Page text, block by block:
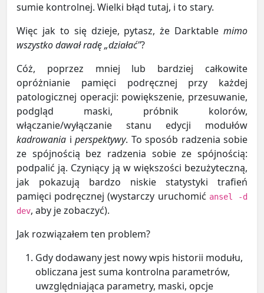
sumie kontrolnej. Wielki błąd tutaj, i to stary.
Więc jak to się dzieje, pytasz, że Darktable mimo
wszystko dawał radę „działać"?
Cóż, poprzez mniej lub bardziej całkowite
opróżnianie pamięci podręcznej przy każdej
patologicznej operacji: powiększenie, przesuwanie,
podgląd maski, próbnik kolorów,
włączanie/wyłączanie stanu edycji modułów
kadrowania i perspektywy. To sposób radzenia sobie
ze spójnością bez radzenia sobie ze spójnością:
podpalić ją. Czyniący ją w większości bezużyteczną,
jak pokazują bardzo niskie statystyki trafień
pamięci podręcznej (wystarczy uruchomić ansel -d
dev, aby je zobaczyć).
Jak rozwiązałem ten problem?
Gdy dodawany jest nowy wpis historii modułu,
obliczana jest suma kontrolna parametrów,
uwzględniająca parametry, maski, opcje